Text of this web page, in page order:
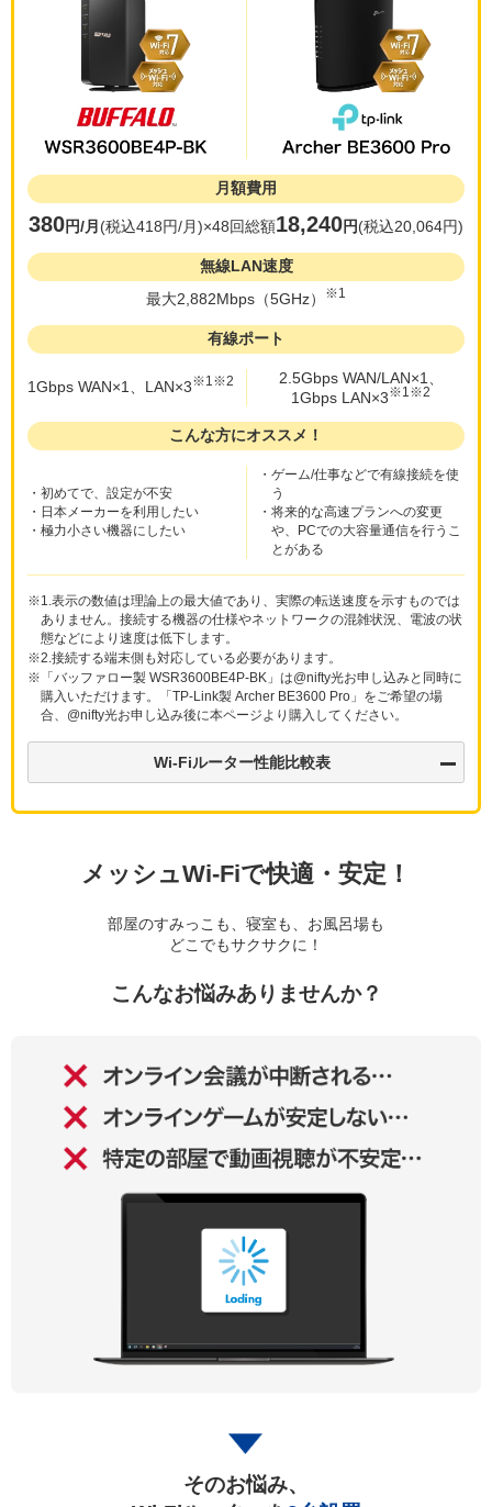
月額費用
380円/月 (税込418円/月)×48回総額18,240円(税込20,064円)
無線LAN速度
最大2,882Mbps（5GHz）
※1
有線ポート
1Gbps WAN×1、LAN×3※1※2
2.5Gbps WAN/LAN×1、
1Gbps LAN×3※1※2
こんな方にオススメ！
・ 初めてで、設定が不安
・ 日本メーカーを利用したい
・ 極力小さい機器にしたい
・ ゲーム/仕事などで有線接続を使
う
・ 将来的な高速プランへの変更
や、PCでの大容量通信を行うこ
とがある
※1.表示の数値は理論上の最大値であり、実際の転送速度を示すものでは
ありません。接続する機器の仕様やネットワークの混雑状況、電波の状
態などにより速度は低下します。
※2.接続する端末側も対応している必要があります。
※ 「バッファロー製 WSR3600BE4P-BK」は@nifty光お申し込みと同時に
購入いただけます。「TP-Link製 Archer BE3600 Pro」をご希望の場
合、@nifty光お申し込み後に本ページより購入してください。
Wi-Fiルーター性能比較表
メッシュWi-Fiで快適・安定！
部屋のすみっこも、寝室も、お風呂場も
どこでもサクサクに！
こんなお悩みありませんか？
そのお悩み、